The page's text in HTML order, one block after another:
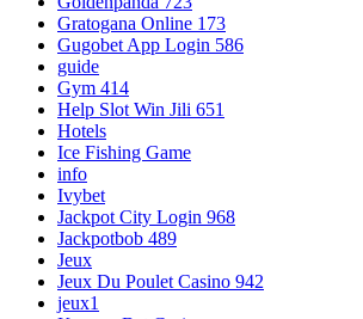
Gratogana Online 173
Gugobet App Login 586
guide
Gym 414
Help Slot Win Jili 651
Hotels
Ice Fishing Game
info
Ivybet
Jackpot City Login 968
Jackpotbob 489
Jeux
Jeux Du Poulet Casino 942
jeux1